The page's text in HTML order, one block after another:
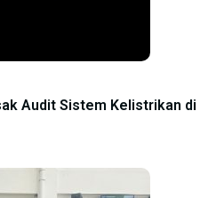
Audit Sistem Kelistrikan di